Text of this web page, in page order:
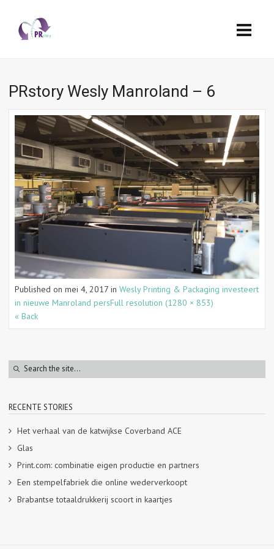
PRstory Wesly Manroland – 6
Published on mei 4, 2017 in Wesly Printing & Packaging investeert
in nieuwe Manroland persFull resolution (1280 × 853)
« Back
RECENTE STORIES
Het verhaal van de katwijkse Coverband ACE
Glas
Print.com: combinatie eigen productie en partners
Een stempelfabriek die online wederverkoopt
Brabantse totaaldrukkerij scoort in kaartjes